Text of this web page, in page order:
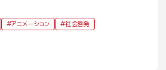
アニメーション 社会啓発